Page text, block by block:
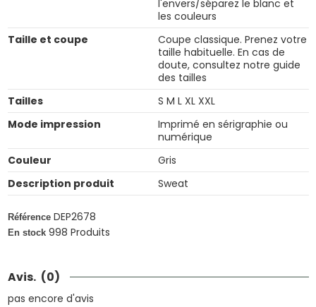
l'envers/séparez le blanc et
les couleurs
Taille et coupe
Coupe classique. Prenez votre
taille habituelle. En cas de
doute, consultez notre guide
des tailles
Tailles
S M L XL XXL
Mode impression
Imprimé en sérigraphie ou
numérique
Couleur
Gris
Description produit
Sweat
Référence DEP2678
En stock 998 Produits
Avis. (0)
pas encore d'avis